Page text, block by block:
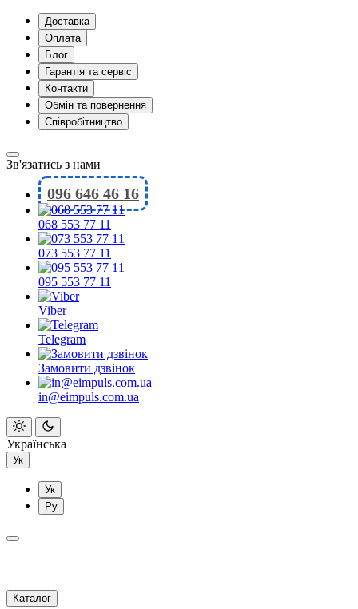
Доставка
Оплата
Блог
Гарантія та сервіс
Контакти
Обмін та повернення
Співробітництво
Зв'язатись з нами
096 646 46 16
068 553 77 11
073 553 77 11
095 553 77 11
Viber
Telegram
Замовити дзвінок
in@eimpuls.com.ua
Українська
Ук
Ук
Ру
Каталог